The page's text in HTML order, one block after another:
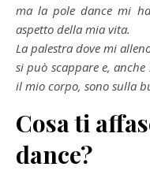
ma la pole dance mi
aspetto della mia vita.
La palestra dove mi
si può scappare e,
il mio corpo, sono sulla
Cosa ti
dance?